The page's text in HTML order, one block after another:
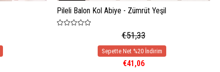
Pileli Balon Kol Abiye - Zümrüt Yeşil
€51,33
€41,06